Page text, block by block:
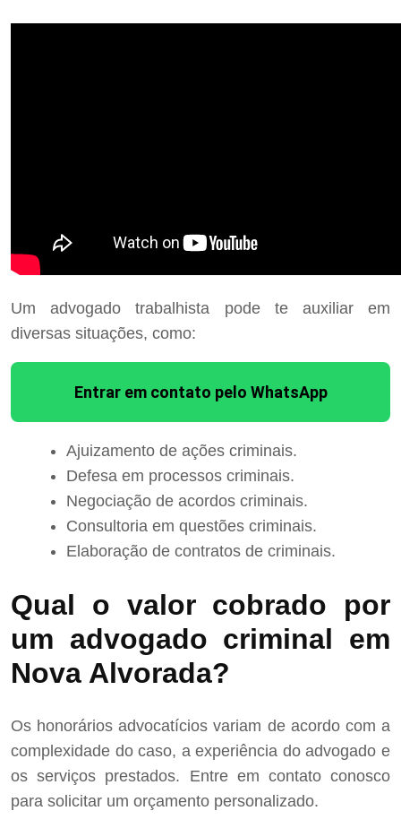
Um advogado trabalhista pode te auxiliar em
diversas situações, como:
Entrar em contato pelo WhatsApp
Ajuizamento de ações criminais.
Defesa em processos criminais.
Negociação de acordos criminais.
Consultoria em questões criminais.
Elaboração de contratos de criminais.
Qual o valor cobrado por
um advogado criminal em
Nova Alvorada?
Os honorários advocatícios variam de acordo com a
complexidade do caso, a experiência do advogado e
os serviços prestados. Entre em contato conosco
para solicitar um orçamento personalizado.